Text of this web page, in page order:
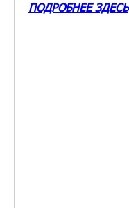
ПОДРОБНЕЕ ЗДЕСЬ